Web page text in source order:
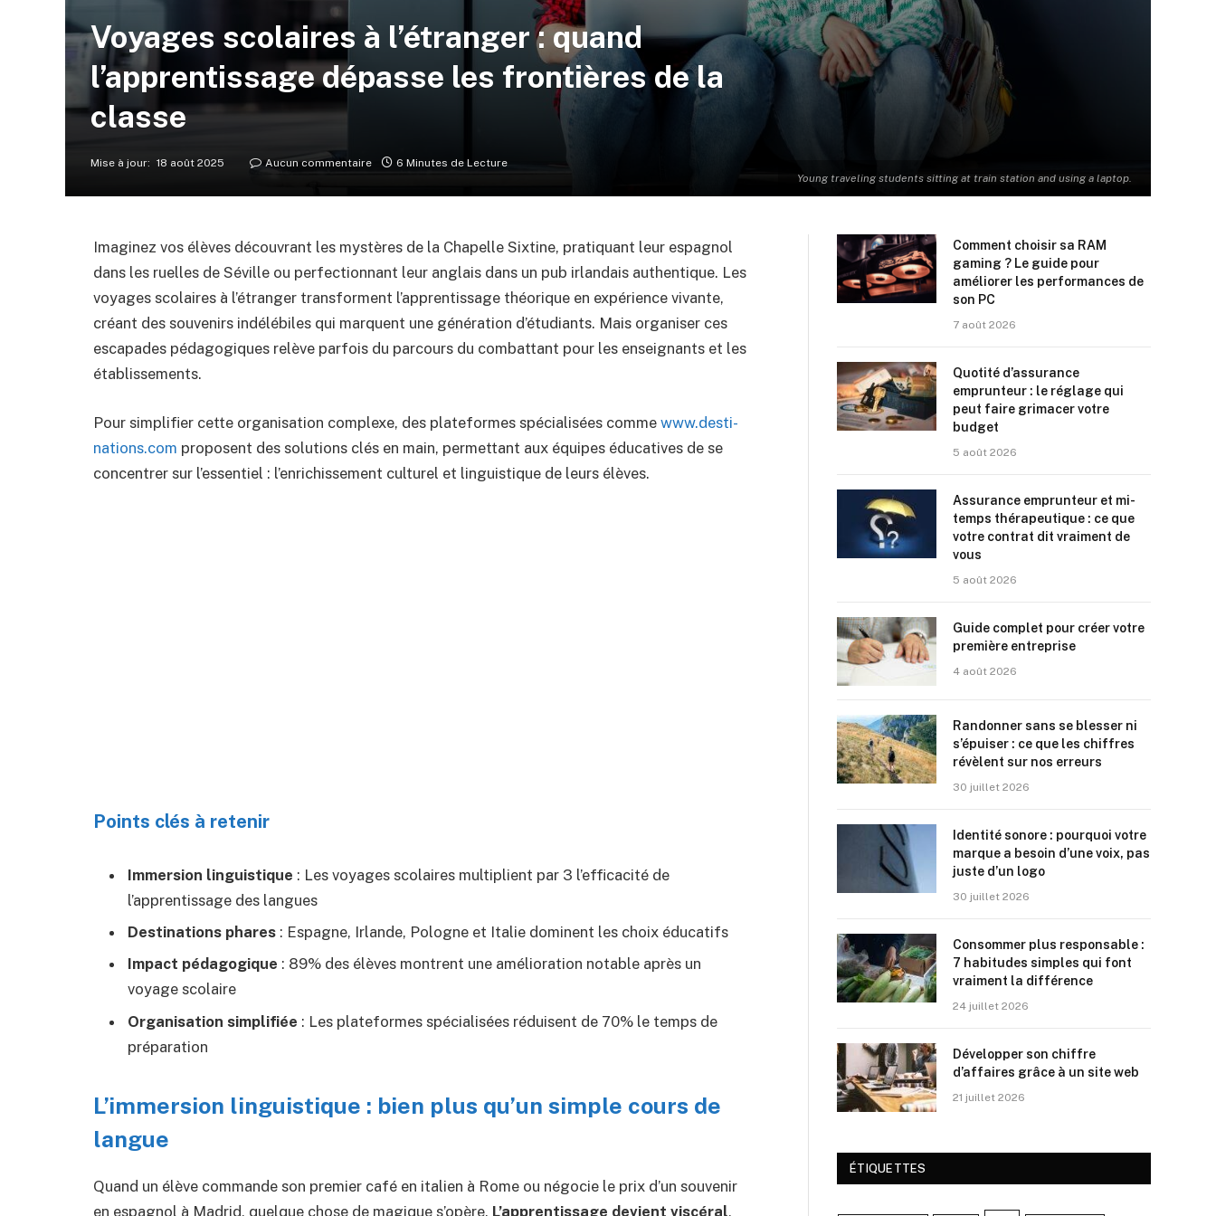
Young traveling students sitting at train station and using a laptop.
Voyages scolaires à l’étranger : quand
l’apprentissage dépasse les frontières de la
classe
Mise à jour: 18 août 2025 Aucun commentaire 6 Minutes de Lecture
Imaginez vos élèves découvrant les mystères de la Chapelle Sixtine, pratiquant leur espagnol
dans les ruelles de Séville ou perfectionnant leur anglais dans un pub irlandais authentique. Les
voyages scolaires à l’étranger transforment l’apprentissage théorique en expérience vivante,
créant des souvenirs indélébiles qui marquent une génération d’étudiants. Mais organiser ces
escapades pédagogiques relève parfois du parcours du combattant pour les enseignants et les
établissements.
Pour simplifier cette organisation complexe, des plateformes spécialisées comme www.desti-
nations.com proposent des solutions clés en main, permettant aux équipes éducatives de se
concentrer sur l’essentiel : l’enrichissement culturel et linguistique de leurs élèves.
Points clés à retenir
Immersion linguistique : Les voyages scolaires multiplient par 3 l’efficacité de
l’apprentissage des langues
Destinations phares : Espagne, Irlande, Pologne et Italie dominent les choix éducatifs
Impact pédagogique : 89% des élèves montrent une amélioration notable après un
voyage scolaire
Organisation simplifiée : Les plateformes spécialisées réduisent de 70% le temps de
préparation
L’immersion linguistique : bien plus qu’un simple cours de
langue
Quand un élève commande son premier café en italien à Rome ou négocie le prix d’un souvenir
en espagnol à Madrid, quelque chose de magique s’opère. L’apprentissage devient viscéral,
Comment choisir sa RAM
gaming ? Le guide pour
améliorer les performances de
son PC
7 août 2026
Quotité d’assurance
emprunteur : le réglage qui
peut faire grimacer votre
budget
5 août 2026
Assurance emprunteur et mi-
temps thérapeutique : ce que
votre contrat dit vraiment de
vous
5 août 2026
Guide complet pour créer votre
première entreprise
4 août 2026
Randonner sans se blesser ni
s’épuiser : ce que les chiffres
révèlent sur nos erreurs
30 juillet 2026
Identité sonore : pourquoi votre
marque a besoin d’une voix, pas
juste d’un logo
30 juillet 2026
Consommer plus responsable :
7 habitudes simples qui font
vraiment la différence
24 juillet 2026
Développer son chiffre
d’affaires grâce à un site web
21 juillet 2026
ÉTIQUETTES